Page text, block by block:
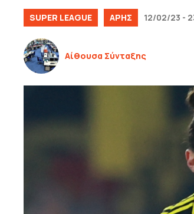
SUPER LEAGUE ΑΡΗΣ 12/02/23 -
Αίθουσα Σύνταξης